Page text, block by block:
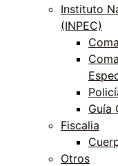
Instituto
(INPEC)
Guía
Fiscalia
Otros